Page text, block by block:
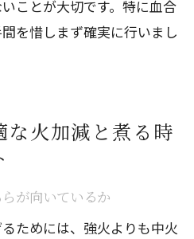
ことが大切です。特に血合
を惜しまず確実に行いまし
な火加減と煮る時
が向いているか
ためには、強火よりも中火